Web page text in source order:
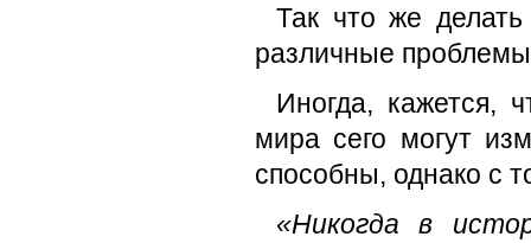
Так что же
различные
Иногда, кажется,
мира сего могут
способны, однако с
«Никогда в